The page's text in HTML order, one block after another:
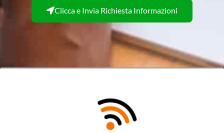
Clicca e Invia Richiesta Informazioni